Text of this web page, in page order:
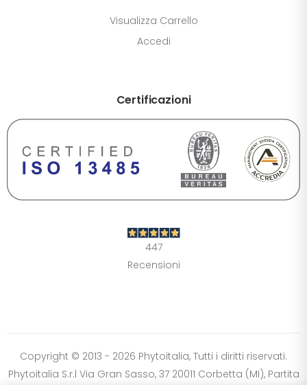
Visualizza Carrello
Accedi
Certificazioni
447
Recensioni
Copyright © 2013 - 2026 Phytoitalia, Tutti i diritti riservati.
Phytoitalia S.r.l Via Gran Sasso, 37 20011 Corbetta (MI), Partita
DIMENSIONE TESTO
Chiaro
Ripristina impostazioni